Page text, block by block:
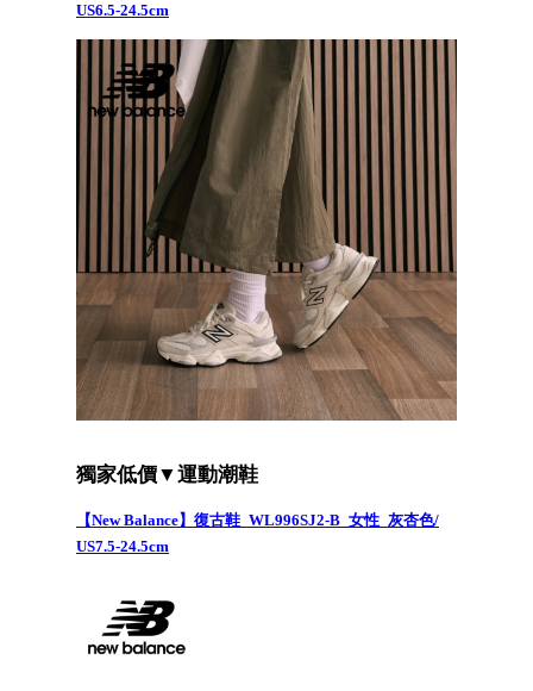
US6.5-24.5cm
獨家低價▼運動潮鞋
【New Balance】復古鞋_WL996SJ2-B_女性_灰杏色/
US7.5-24.5cm